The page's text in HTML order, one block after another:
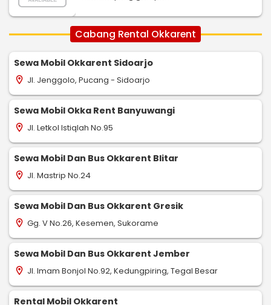
Cabang Rental Okkarent
Sewa Mobil Okkarent Sidoarjo
location_on Jl. Jenggolo, Pucang - Sidoarjo
Sewa Mobil Okka Rent Banyuwangi
location_on Jl. Letkol Istiqlah No.95
Sewa Mobil Dan Bus Okkarent Blitar
location_on Jl. Mastrip No.24
Sewa Mobil Dan Bus Okkarent Gresik
location_on Gg. V No.26, Kesemen, Sukorame
Sewa Mobil Dan Bus Okkarent Jember
location_on Jl. Imam Bonjol No.92, Kedungpiring, Tegal Besar
Rental Mobil Okkarent